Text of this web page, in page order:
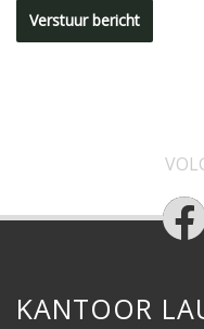
Verstuur bericht
KANTOOR